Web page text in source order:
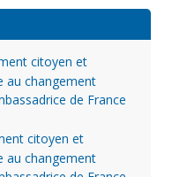
citoyen et
au changement
de France
citoyen et
au changement